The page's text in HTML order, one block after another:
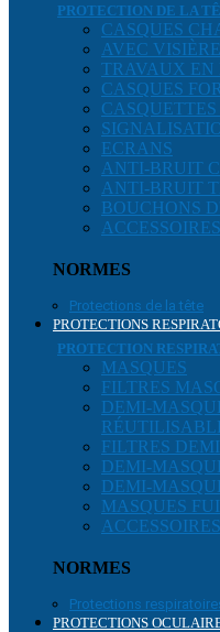
PROTECTION DE LA
CASQUES
AVEC
TRAVAUX EN
CASQUES
ECRANS
ANTI-BRUIT
ANTI-BRUIT
BOUCHONS
ACCESSOIRES
NORMES
Protections de la tête
PROTECTIONS
PROTECTION
MASQUES
FILTRES
DEMI-
FILTRES
DEMI-
DEMI-
MASQUES
ACCESSOIRES
NORMES
Protections
PROTECTIONS